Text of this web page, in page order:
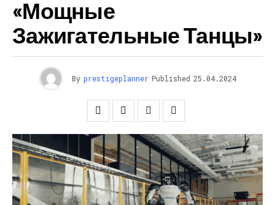
«мощные
Зажигательные Танцы»
By prestigeplanner Published 25.04.2024